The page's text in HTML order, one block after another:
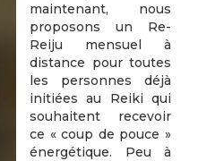
maintenant, nous
proposons un Re-
Reiju mensuel à
distance pour toutes
les personnes déjà
initiées au Reiki qui
souhaitent recevoir
ce « coup de pouce »
énergétique. Peu à